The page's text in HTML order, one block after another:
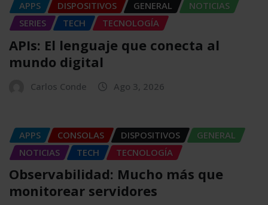
APPS DISPOSITIVOS GENERAL
NOTICIAS
SERIES
TECH TECNOLOGÍA
APIs: El lenguaje que conecta al
mundo digital
Carlos Conde Ago 3, 2026
APPS CONSOLAS DISPOSITIVOS
GENERAL
NOTICIAS
TECH TECNOLOGÍA
Observabilidad: Mucho más que
monitorear servidores